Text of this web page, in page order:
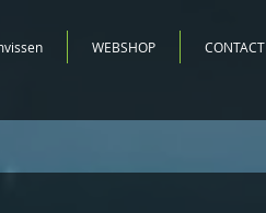
WEBSHOP CONTACT